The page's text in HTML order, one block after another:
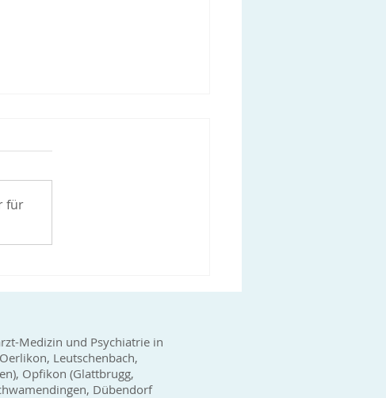
Verfügbarkeit des Impfstoffes
bei uns telefonisch...
für
Medizin und Psychiatrie in
Leutschenbach,
Opfikon (Glattbrugg,
Dübendorf